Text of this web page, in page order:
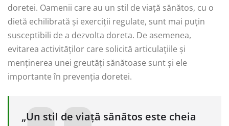
doretei. Oamenii care au un stil de viață sănătos, cu o
dietă echilibrată și exerciții regulate, sunt mai puțin
susceptibili de a dezvolta doreta. De asemenea,
evitarea activităților care solicită articulațiile și
menținerea unei greutăți sănătoase sunt și ele
importante în prevenția doretei.
„Un stil de viață sănătos este cheia